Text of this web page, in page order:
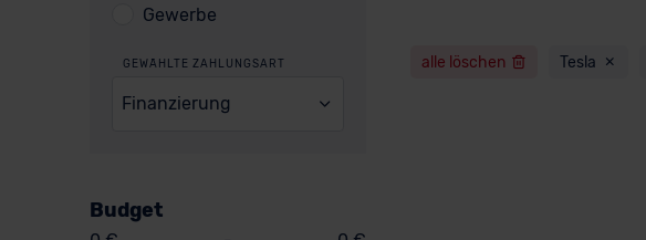
Gewerbe
GEWÄHLTE ZAHLUNGSART
Finanzierung
Budget
alle löschen Tesla